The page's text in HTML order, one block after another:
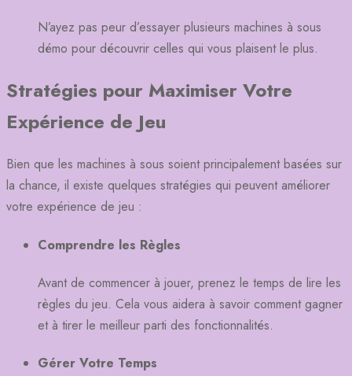
N’ayez pas peur d’essayer plusieurs machines à sous
démo pour découvrir celles qui vous plaisent le plus.
Stratégies pour Maximiser Votre
Expérience de Jeu
Bien que les machines à sous soient principalement basées sur
la chance, il existe quelques stratégies qui peuvent améliorer
votre expérience de jeu :
Comprendre les Règles
Avant de commencer à jouer, prenez le temps de lire les
règles du jeu. Cela vous aidera à savoir comment gagner
et à tirer le meilleur parti des fonctionnalités.
Gérer Votre Temps